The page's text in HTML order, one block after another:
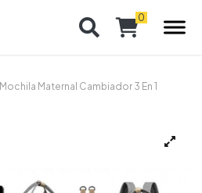
Mochila Maternal Cambiador 3 En 1